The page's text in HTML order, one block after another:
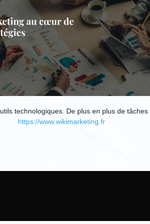
technologiques. De plus en plus de
https://www.wikimarketing.fr